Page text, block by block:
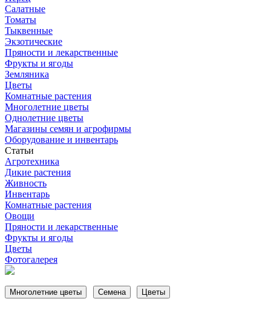
Салатные
Томаты
Тыквенные
Экзотические
Пряности и лекарственные
Фрукты и ягоды
Земляника
Цветы
Комнатные растения
Многолетние цветы
Однолетние цветы
Магазины семян и агрофирмы
Оборудование и инвентарь
Статьи
Агротехника
Дикие растения
Живность
Инвентарь
Комнатные растения
Овощи
Пряности и лекарственные
Фрукты и ягоды
Цветы
Фотогалерея